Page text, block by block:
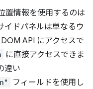
置情報を使用するのは
イドパネルは単なるウ
API にアクセスで
に直接アクセスできま
違い
フィールドを使用し